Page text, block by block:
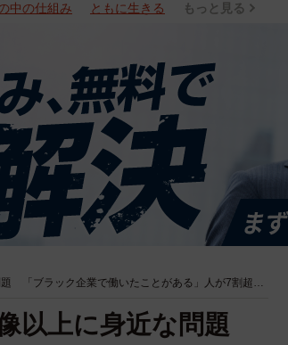
中の仕組み ともに生きる もっと見る
「ブラック企業で働いたことがある」人が7割超…
以上に身近な問題